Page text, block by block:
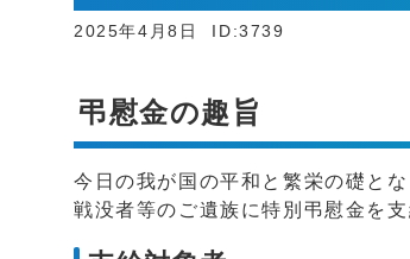
2025年4月8日 ID:3739
弔慰金の趣旨
今日の我が国の平和と繁栄の礎と
戦没者等のご遺族に特別弔慰金を支